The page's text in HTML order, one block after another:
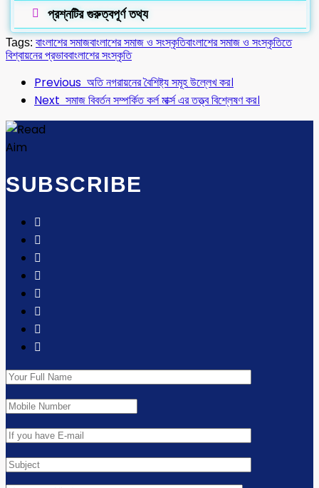
প্রশ্নটির গুরুত্বপূর্ণ তথ্য
Tags: বাংলাশের সমাজবাংলাশের সমাজ ও সংস্কৃতিবাংলাশের সমাজ ও সংস্কৃতিতে
বিশ্বায়নের প্রভাববাংলাশের সংস্কৃতি
Previous অতি নগরায়নের বৈশিষ্ট্য সমূহ উল্লেখ কর।
Next সমাজ বিবর্তন সম্পর্কিত কর্ল মার্ক্স এর তত্ত্ব বিশ্লেষণ কর।
SUBSCRIBE